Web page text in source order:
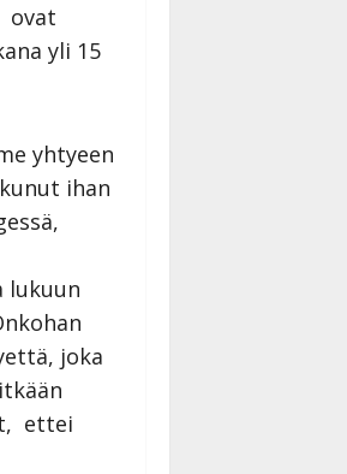
ovat
yli 15
yhtyeen
ihan
lukuun
joka
ettei